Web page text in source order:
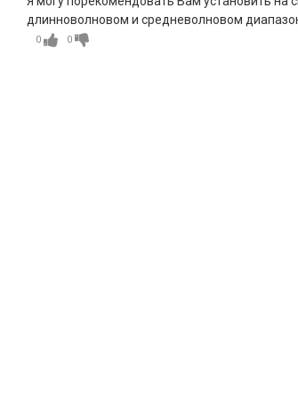
длинноволновом и средневолновом
0 0